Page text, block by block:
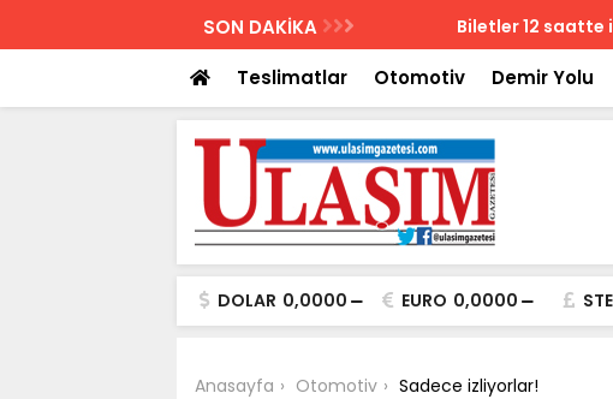
SON DAKİKA Biletler 12 saatte iade
Teslimatlar Otomotiv Demir Yolu
DOLAR 0,0000 EURO 0,0000
Anasayfa Otomotiv Sadece izliyorlar!